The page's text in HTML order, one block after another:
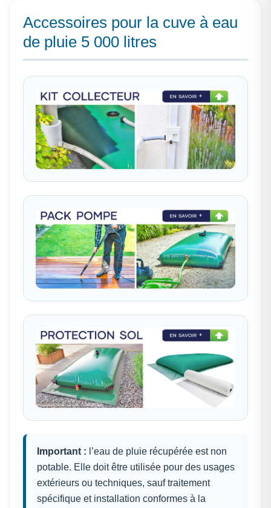
Accessoires pour la cuve à eau
de pluie 5 000 litres
Important : l’eau de pluie récupérée est non
potable. Elle doit être utilisée pour des usages
extérieurs ou techniques, sauf traitement
spécifique et installation conformes à la